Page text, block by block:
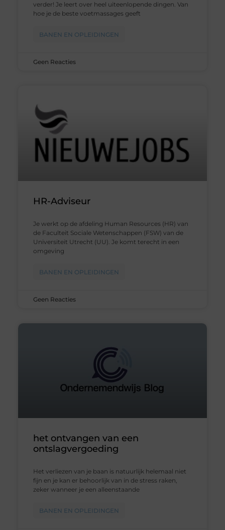
verder! Je leert over heel uiteenlopende dingen. Van
hoe je de beste voetmassages geeft
BANEN EN OPLEIDINGEN
Geen Reacties
HR-Adviseur
Je werkt op de afdeling Human Resources (HR) van
de Faculteit Sociale Wetenschappen (FSW) van de
Universiteit Utrecht (UU). Je komt terecht in een
omgeving
BANEN EN OPLEIDINGEN
Geen Reacties
het ontvangen van een
ontslagvergoeding
Het verliezen van je baan is natuurlijk helemaal niet
fijn en je kan er behoorlijk van in de stress raken,
zeker wanneer je een alleenstaande
BANEN EN OPLEIDINGEN